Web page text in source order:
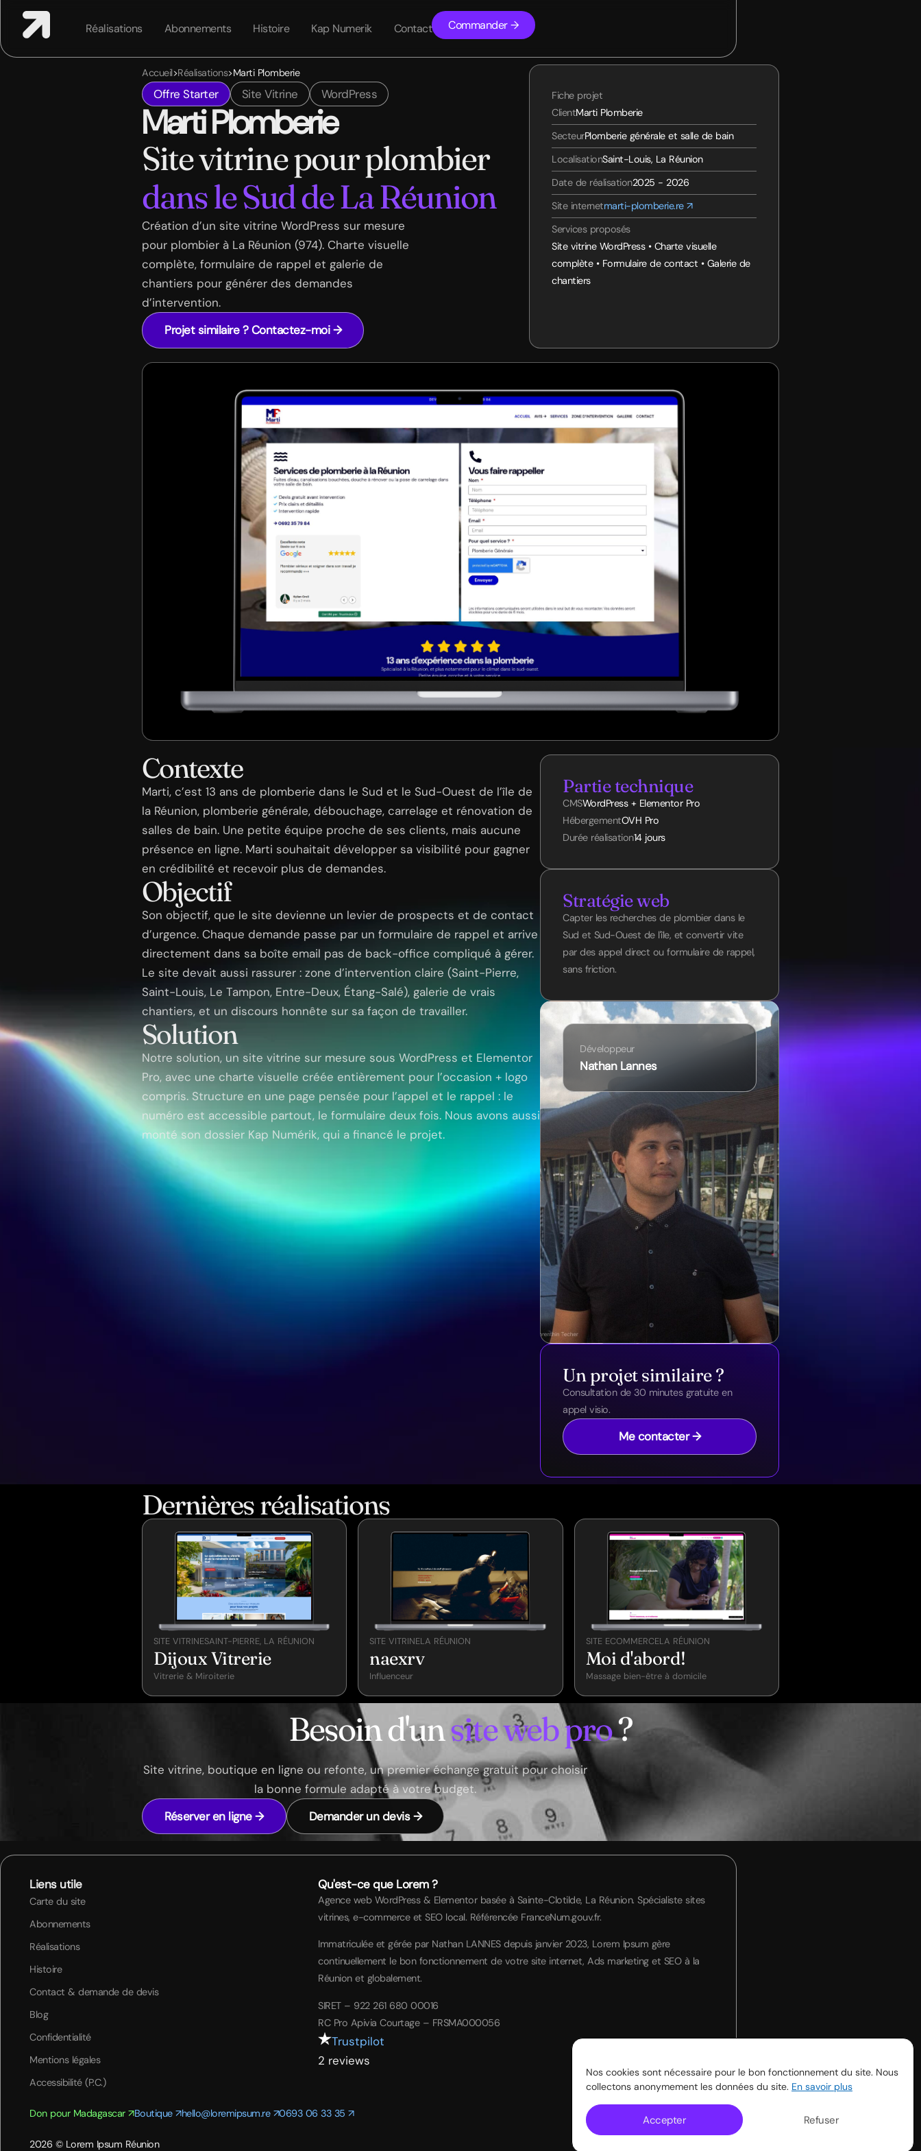
Nos cookies sont nécessaire pour le bon fonctionnement du site. Nous
collectons anonymement les données du site. En savoir plus
Accepter Refuser
Réalisations Abonnements Histoire Kap Numerik Contact Commander →
Accueil>Réalisations>Marti Plomberie
Offre Starter Site Vitrine WordPress
Marti Plomberie
Site vitrine pour plombier
dans le Sud de La Réunion
Création d’un site vitrine WordPress sur mesure
pour plombier à La Réunion (974). Charte visuelle
complète, formulaire de rappel et galerie de
chantiers pour générer des demandes
d’intervention.
Projet similaire ? Contactez-moi →
Fiche projet
ClientMarti Plomberie
SecteurPlomberie générale et salle de bain
LocalisationSaint-Louis, La Réunion
Date de réalisation2025 - 2026
Site internetmarti-plomberie.re ↗
Services proposés
Site vitrine WordPress • Charte visuelle
complète • Formulaire de contact • Galerie de
chantiers
Contexte
Marti, c’est 13 ans de plomberie dans le Sud et le Sud-Ouest de l’île de
la Réunion, plomberie générale, débouchage, carrelage et rénovation de
salles de bain. Une petite équipe proche de ses clients, mais aucune
présence en ligne. Marti souhaitait développer sa visibilité pour gagner
en crédibilité et recevoir plus de demandes.
Objectif
Son objectif, que le site devienne un levier de prospects et de contact
d’urgence. Chaque demande passe par un formulaire de rappel et arrive
directement dans sa boîte email pas de back-office compliqué à gérer.
Le site devait aussi rassurer : zone d’intervention claire (Saint-Pierre,
Saint-Louis, Le Tampon, Entre-Deux, Étang-Salé), galerie de vrais
chantiers, et un discours honnête sur sa façon de travailler.
Solution
Notre solution, un site vitrine sur mesure sous WordPress et Elementor
Pro, avec une charte visuelle créée entièrement pour l’occasion + logo
compris. Structure en une page pensée pour l’appel et le rappel : le
numéro est accessible partout, le formulaire deux fois. Nous avons aussi
monté son dossier Kap Numérik, qui a financé le projet.
Partie technique
CMSWordPress + Elementor Pro
HébergementOVH Pro
Durée réalisation14 jours
Stratégie web
Capter les recherches de plombier dans le
Sud et Sud-Ouest de l'île, et convertir vite
par des appel direct ou formulaire de rappel,
sans friction.
Développeur
Nathan Lannes
Un projet similaire ?
Consultation de 30 minutes gratuite en
appel visio.
Me contacter →
Dernières réalisations
SITE VITRINESAINT-PIERRE, LA RÉUNION
Dijoux Vitrerie
Vitrerie & Miroiterie
SITE VITRINELA RÉUNION
naexrv
Influenceur
SITE ECOMMERCELA RÉUNION
Moi d'abord!
Massage bien-être à domicile
Besoin d'unsite web pro?
Site vitrine, boutique en ligne ou refonte, un premier échange gratuit pour choisir
la bonne formule adapté à votre budget.
Réserver en ligne →
Demander un devis →
Liens utile
Carte du site
Abonnements
Réalisations
Histoire
Contact & demande de devis
Blog
Confidentialité
Mentions légales
Accessibilité (P.C.)
Qu'est-ce que Lorem ?
Agence web WordPress & Elementor basée à Sainte-Clotilde, La Réunion. Spécialiste sites
vitrines, e-commerce et SEO local. Référencée FranceNum.gouv.fr.
Immatriculée et gérée par Nathan LANNES depuis janvier 2023, Lorem Ipsum gère
continuellement le bon fonctionnement de votre site internet, Ads marketing et SEO à la
Réunion et globalement.
SIRET – 922 261 680 00016
RC Pro Apivia Courtage – FRSMA000056
Trustpilot
2 reviews
2026 © Lorem Ipsum Réunion
Don pour Madagascar ↗Boutique ↗hello@loremipsum.re ↗0693 06 33 35 ↗